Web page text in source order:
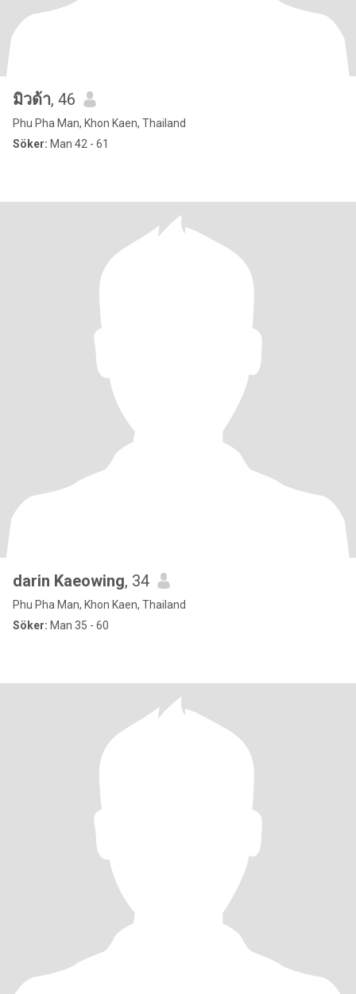
มิวด้า, 46
Phu Pha Man, Khon Kaen, Thailand
Söker: Man 42 - 61
darin Kaeowing, 34
Phu Pha Man, Khon Kaen, Thailand
Söker: Man 35 - 60